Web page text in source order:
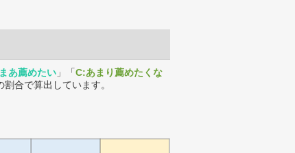
あ薦めたい 」「C:あまり薦めたくな
割合で算出しています。